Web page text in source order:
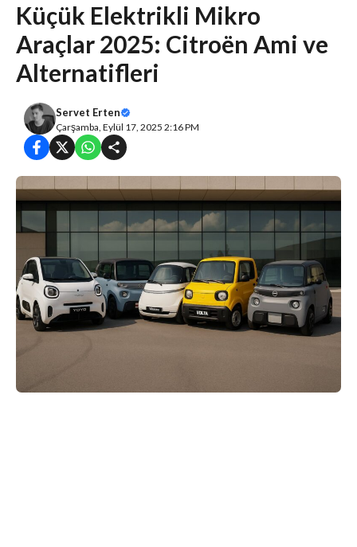
Küçük Elektrikli Mikro
Araçlar 2025: Citroën Ami ve
Alternatifleri
Servet Erten
Çarşamba, Eylül 17, 2025 2:16 PM